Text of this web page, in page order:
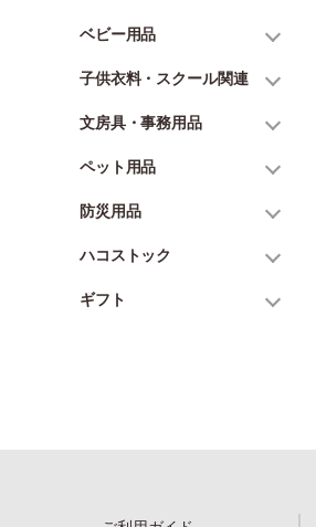
ベビー用品
子供衣料・スクール関連
文房具・事務用品
ペット用品
防災用品
ハコストック
ギフト